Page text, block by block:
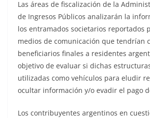
Las áreas de fiscalización de la
de Ingresos Públicos analizarán la
los entramados societarios reportados
medios de comunicación que tendrían
beneficiarios finales a residentes
objetivo de evaluar si dichas
utilizadas como vehículos para eludir
ocultar información y/o evadir el pago
Los contribuyentes argentinos en